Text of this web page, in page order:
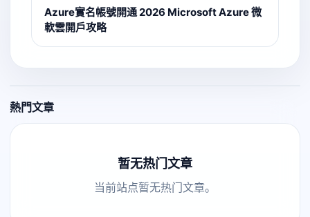
Azure實名帳號開通 2026 Microsoft Azure 微
軟雲開戶攻略
熱門文章
暂无热门文章
当前站点暂无热门文章。